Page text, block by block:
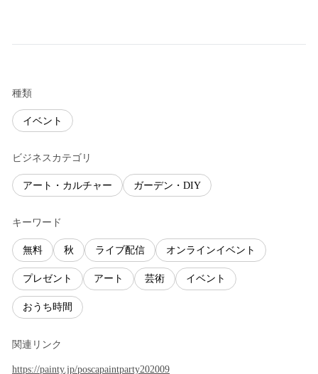
種類
イベント
ビジネスカテゴリ
アート・カルチャー ガーデン・DIY
キーワード
無料 秋 ライブ配信 オンラインイベント
プレゼント アート 芸術 イベント
おうち時間
関連リンク
https://painty.jp/poscapaintparty202009